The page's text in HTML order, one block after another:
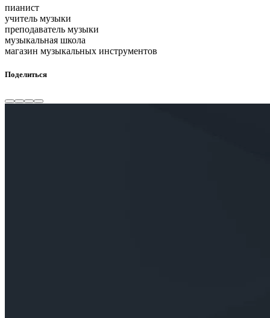
пианист
учитель музыки
преподаватель музыки
музыкальная школа
магазин музыкальных инструментов
Поделиться